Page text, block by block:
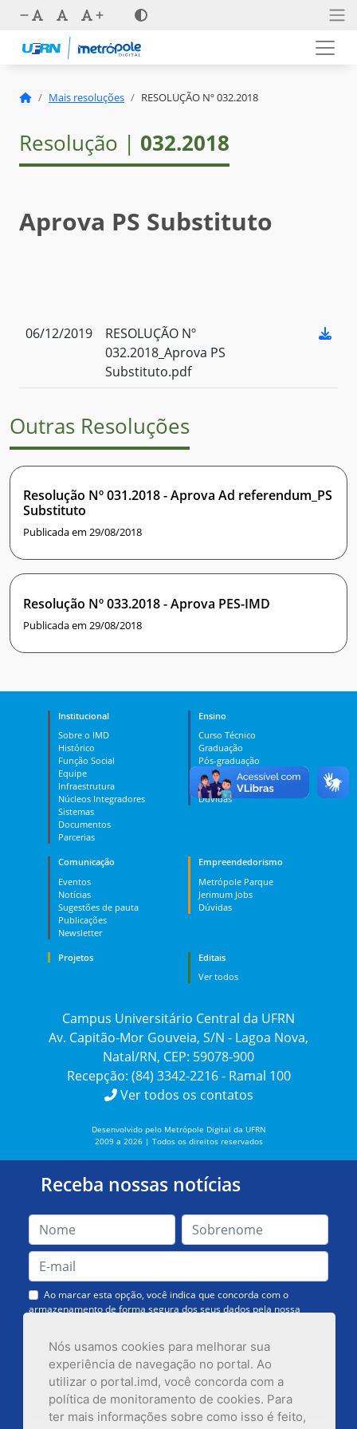
Nós usamos cookies para melhorar sua
experiência de navegação no portal. Ao
utilizar o portal.imd, você concorda com a
política de monitoramento de cookies. Para
ter mais informações sobre como isso é feito,
Mais resoluções RESOLUÇÃO Nº 032.2018
Resolução | 032.2018
Aprova PS Substituto
06/12/2019
RESOLUÇÃO Nº
032.2018_Aprova PS
Substituto.pdf
Outras Resoluções
Resolução Nº 031.2018 - Aprova Ad referendum_PS
Substituto
Publicada em 29/08/2018
Resolução Nº 033.2018 - Aprova PES-IMD
Publicada em 29/08/2018
Institucional
Sobre o IMD
Histórico
Função Social
Equipe
Infraestrutura
Núcleos Integradores
Sistemas
Documentos
Parcerias
Ensino
Curso Técnico
Graduação
Pós-graduação
PES
MOOC
Dúvidas
Comunicação
Eventos
Notícias
Sugestões de pauta
Publicações
Newsletter
Empreendedorismo
Metrópole Parque
Jerimum Jobs
Dúvidas
Projetos
Editais
Ver todos
Campus Universitário Central da UFRN
Av. Capitão-Mor Gouveia, S/N - Lagoa Nova,
Natal/RN, CEP: 59078-900
Recepção: (84) 3342-2216 - Ramal 100
Ver todos os contatos
Desenvolvido pelo Metrópole Digital da UFRN
2009 a 2026 | Todos os direitos reservados
Receba nossas notícias
Ao marcar esta opção, você indica que concorda com o
armazenamento de forma segura dos seus dados pela nossa